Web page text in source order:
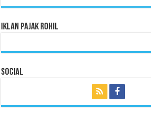
Iklan Pajak Rohil
Social